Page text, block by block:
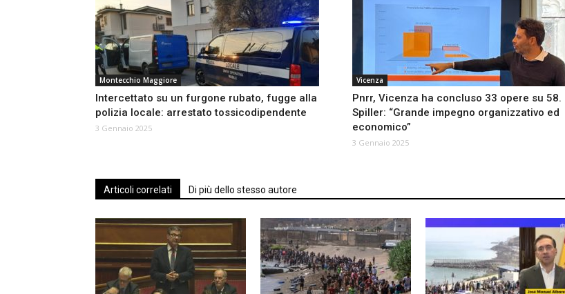
Montecchio Maggiore
Intercettato su un furgone rubato, fugge alla
polizia locale: arrestato tossicodipendente
3 Gennaio 2025
Vicenza
Pnrr, Vicenza ha concluso 33 opere su 58.
Spiller: “Grande impegno organizzativo ed
economico”
3 Gennaio 2025
Articoli correlati Di più dello stesso autore